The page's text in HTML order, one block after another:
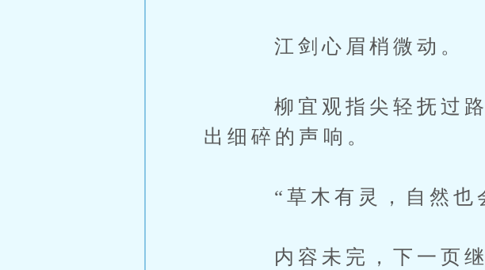
江剑心眉梢微动。
柳宜观指尖轻抚过路
出细碎的声响。
“草木有灵，自然也会
内容未完，下一页继